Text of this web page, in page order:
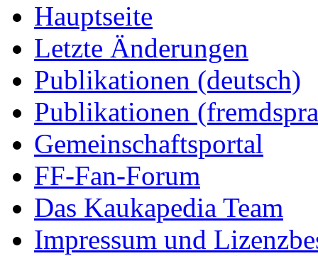
Hauptseite
Letzte Änderungen
Publikationen (deutsch)
Publikationen
Gemeinschaftsportal
FF-Fan-Forum
Das Kaukapedia Team
Impressum und